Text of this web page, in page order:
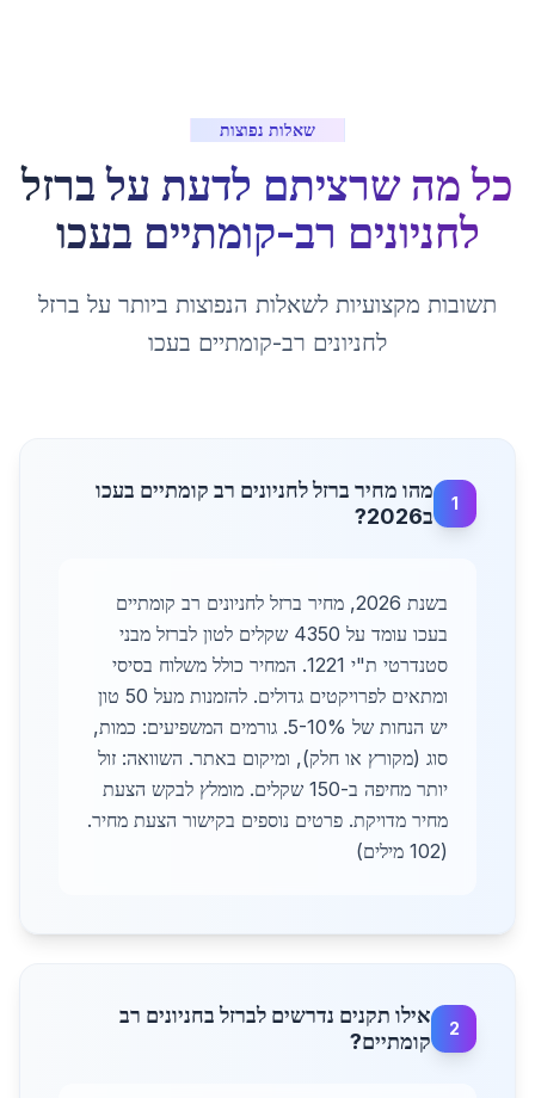
שאלות נפוצות
כל מה שרציתם לדעת על ברזל
לחניונים רב-קומתיים בעכו
תשובות מקצועיות לשאלות הנפוצות ביותר על ברזל
לחניונים רב-קומתיים בעכו
1
מהו מחיר ברזל לחניונים רב קומתיים בעכו
ב2026?
בשנת 2026, מחיר ברזל לחניונים רב קומתיים
בעכו עומד על 4350 שקלים לטון לברזל מבני
סטנדרטי ת"י 1221. המחיר כולל משלוח בסיסי
ומתאים לפרויקטים גדולים. להזמנות מעל 50 טון
יש הנחות של 5-10%. גורמים המשפיעים: כמות,
סוג (מקורץ או חלק), ומיקום באתר. השוואה: זול
יותר מחיפה ב-150 שקלים. מומלץ לבקש הצעת
מחיר מדויקת. פרטים נוספים בקישור הצעת מחיר.
(102 מילים)
2
אילו תקנים נדרשים לברזל בחניונים רב
קומתיים?